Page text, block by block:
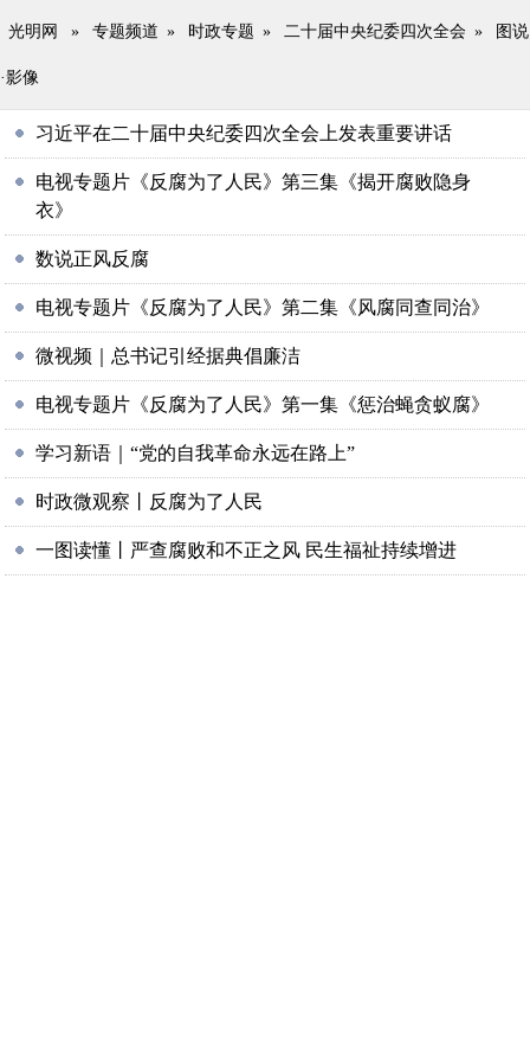
光明网 » 专题频道 » 时政专题 » 二十届中央纪委四次全会 » 图说
·影像
习近平在二十届中央纪委四次全会上发表重要讲话
电视专题片《反腐为了人民》第三集《揭开腐败隐身
衣》
数说正风反腐
电视专题片《反腐为了人民》第二集《风腐同查同治》
微视频｜总书记引经据典倡廉洁
电视专题片《反腐为了人民》第一集《惩治蝇贪蚁腐》
学习新语｜“党的自我革命永远在路上”
时政微观察丨反腐为了人民
一图读懂丨严查腐败和不正之风 民生福祉持续增进